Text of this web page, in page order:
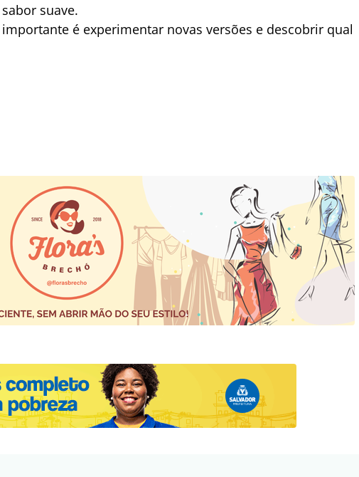
suave.
é experimentar novas versões e descobrir qual